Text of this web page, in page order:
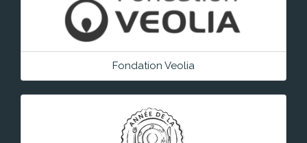
Fondation Veolia